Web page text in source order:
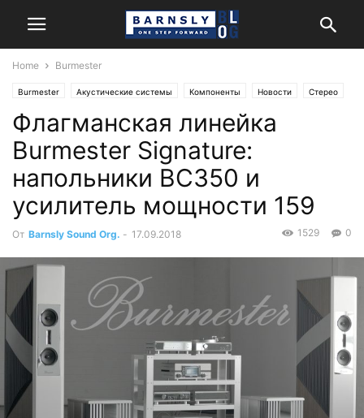
Home Burmester
Burmester Акустические системы Компоненты Новости Стерео
Флагманская линейка
Burmester Signature:
напольники BC350 и
усилитель мощности 159
От Barnsly Sound Org. - 17.09.2018 0
1529